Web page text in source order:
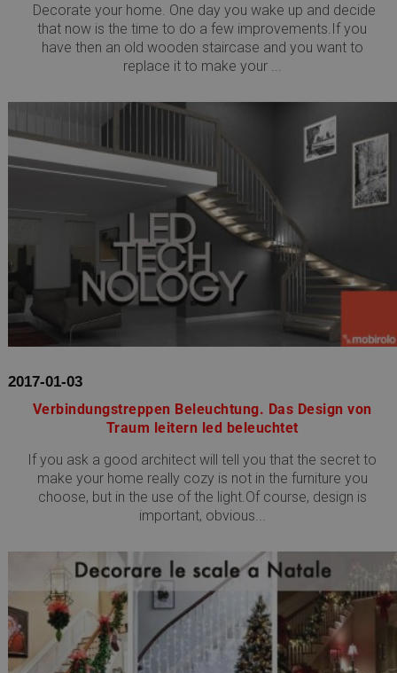
Decorate your home. One day you wake up and decide
that now is the time to do a few improvements.If you
have then an old wooden staircase and you want to
replace it to make your ...
2017-01-03
Verbindungstreppen Beleuchtung. Das Design von
Traum leitern led beleuchtet
If you ask a good architect will tell you that the secret to
make your home really cozy is not in the furniture you
choose, but in the use of the light.Of course, design is
important, obvious...